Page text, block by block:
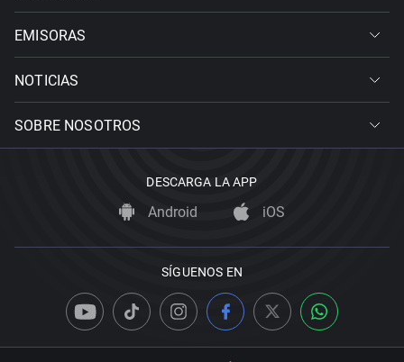
EMISORAS
NOTICIAS
SOBRE NOSOTROS
DESCARGA LA APP
Android iOS
SÍGUENOS EN